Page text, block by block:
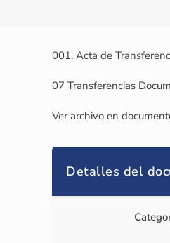
001. Acta de
07 Transferencias
Ver archivo en
Detalles del